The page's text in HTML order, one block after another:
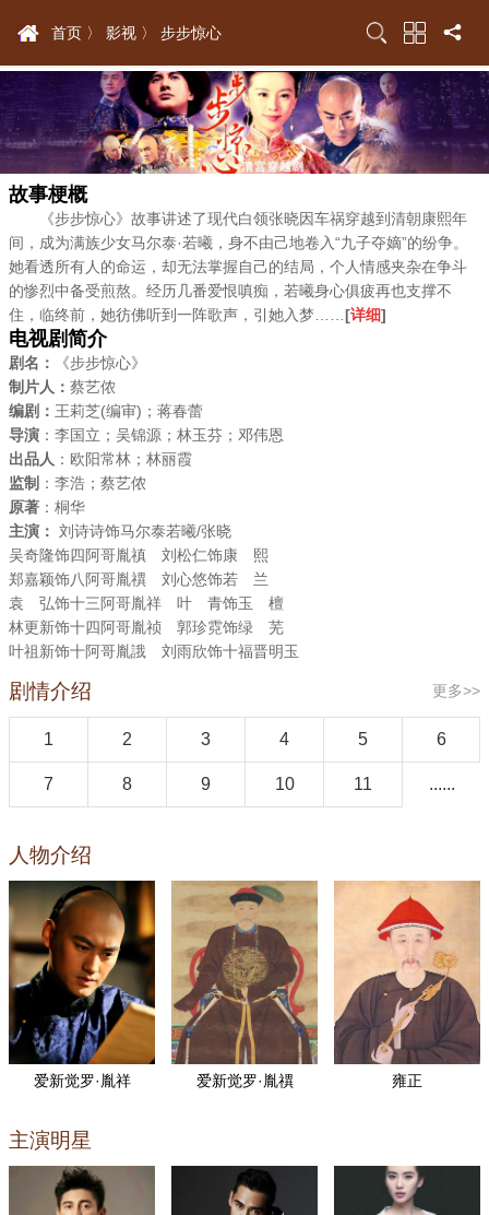
首页 〉 影视 〉 步步惊心
故事梗概
《步步惊心》故事讲述了现代白领张晓因车祸穿越到清朝康熙年
间，成为满族少女马尔泰·若曦，身不由己地卷入“九子夺嫡”的纷争。
她看透所有人的命运，却无法掌握自己的结局，个人情感夹杂在争斗
的惨烈中备受煎熬。经历几番爱恨嗔痴，若曦身心俱疲再也支撑不
住，临终前，她彷佛听到一阵歌声，引她入梦……[详细]
电视剧简介
剧名 ：
《步步惊心》
制片人： 蔡艺侬
编剧： 王莉芝(编审)；蒋春蕾
导演 ：李国立；吴锦源；林玉芬；邓伟恩
出品人 ：欧阳常林；林丽霞
监制 ：李浩；蔡艺侬
原著 ：桐华
主演： 刘诗诗饰马尔泰若曦/张晓
吴奇隆饰四阿哥胤禛 刘松仁饰康 熙
郑嘉颖饰八阿哥胤禩 刘心悠饰若 兰
袁 弘饰十三阿哥胤祥 叶 青饰玉 檀
林更新饰十四阿哥胤祯 郭珍霓饰绿 芜
叶祖新饰十阿哥胤誐 刘雨欣饰十福晋明玉
剧情介绍 更多>>
1 2 3 4 5 6
7 8 9 10 11 12
25 26 27 28 30
31 32 33 34 36
38 39 40
......
人物介绍
爱新觉罗·胤祥 爱新觉罗·胤禩 雍正
主演明星